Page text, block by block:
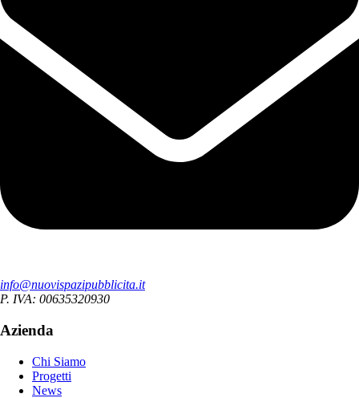
info@nuovispazipubblicita.it
P. IVA: 00635320930
Azienda
Chi Siamo
Progetti
News